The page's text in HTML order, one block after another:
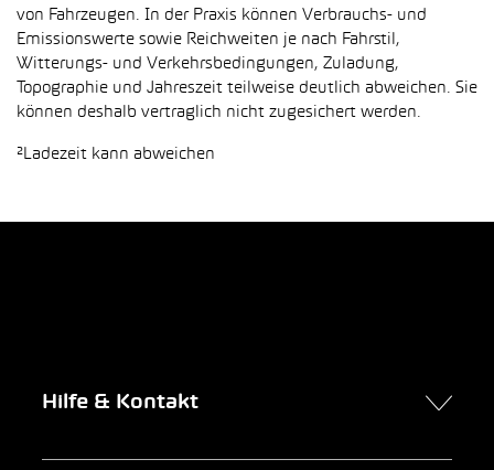
von Fahrzeugen. In der Praxis können Verbrauchs- und
Emissionswerte sowie Reichweiten je nach Fahrstil,
Witterungs- und Verkehrsbedingungen, Zuladung,
Topographie und Jahreszeit teilweise deutlich abweichen. Sie
können deshalb vertraglich nicht zugesichert werden.
²Ladezeit kann abweichen
Hilfe & Kontakt